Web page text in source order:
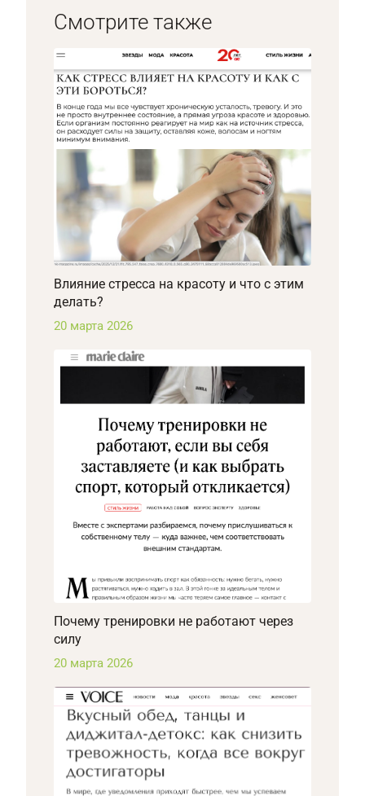
Смотрите также
Влияние стресса на красоту и что с этим
делать?
20 марта 2026
Почему тренировки не работают через
силу
20 марта 2026